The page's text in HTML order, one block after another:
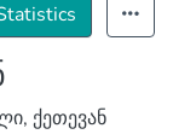
ქეთევან